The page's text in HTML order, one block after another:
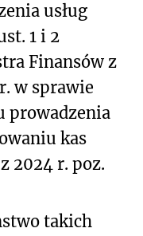
usług
1 i 2
Finansów z
w sprawie
prowadzenia
kas
2024 r. poz.
takich